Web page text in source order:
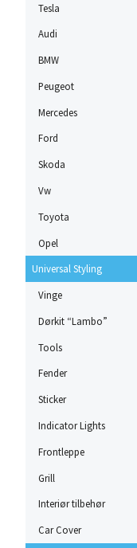
Tesla
Audi
BMW
Peugeot
Mercedes
Ford
Skoda
Vw
Toyota
Opel
Universal Styling
Vinge
Dørkit “Lambo”
Tools
Fender
Sticker
Indicator Lights
Frontleppe
Grill
Interiør tilbehør
Car Cover